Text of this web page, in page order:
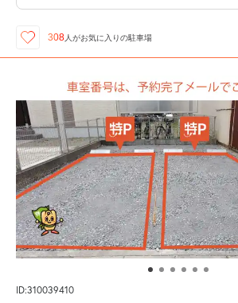
308 人がお気に入りの駐車場
ID:310039410